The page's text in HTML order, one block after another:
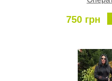
750 грн